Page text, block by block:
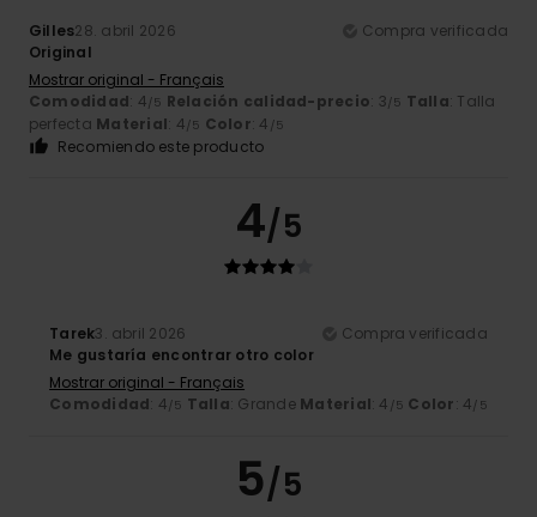
Gilles28. abril 2026
Compra verificada
Original
Mostrar original - Français
Comodidad: 4/5 Relación calidad-precio: 3/5 Talla: Talla
perfecta Material: 4/5 Color: 4 /5
Recomiendo este producto
4/5
Tarek3. abril 2026
Compra verificada
Me gustaría encontrar otro color
Mostrar original - Français
Comodidad: 4/5 Talla: Grande Material: 4 /5 Color: 4/5
5/5